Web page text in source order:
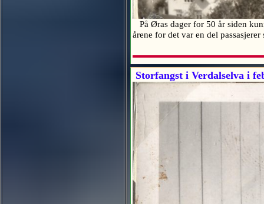
På Øras dager for 50 år siden
årene for det var en del
Storfangst i Verdalselva i